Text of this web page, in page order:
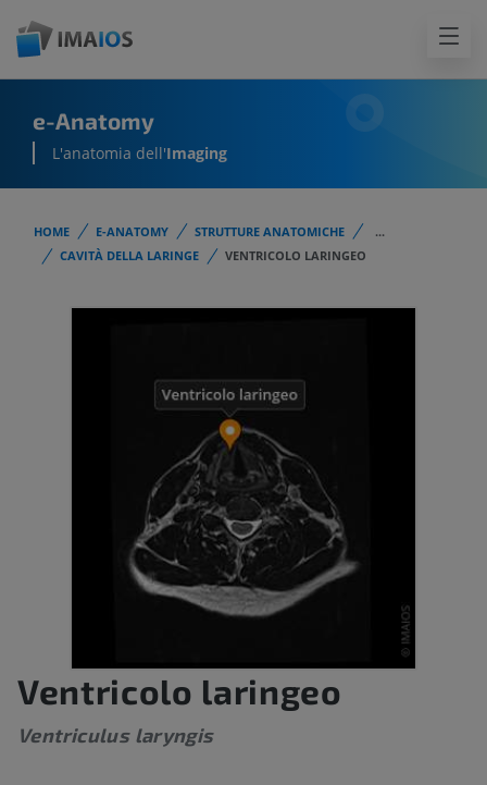
e-Anatomy
L'anatomia dell'Imaging
HOME E-ANATOMY STRUTTURE ANATOMICHE
...
CAVITÀ DELLA LARINGE
VENTRICOLO LARINGEO
Ventricolo laringeo
Ventriculus laryngis